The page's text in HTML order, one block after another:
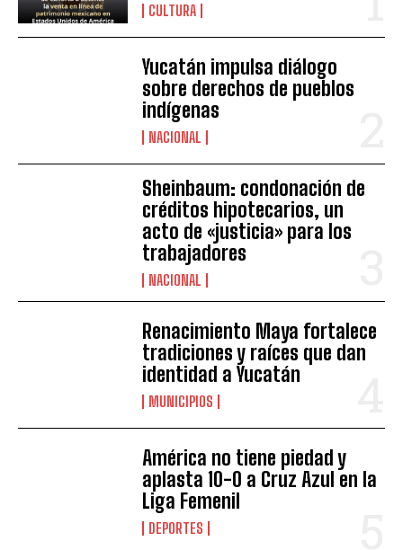
CULTURA
Yucatán impulsa diálogo
sobre derechos de pueblos
indígenas
NACIONAL
Sheinbaum: condonación de
créditos hipotecarios, un
acto de «justicia» para los
trabajadores
NACIONAL
Renacimiento Maya fortalece
tradiciones y raíces que dan
identidad a Yucatán
MUNICIPIOS
América no tiene piedad y
aplasta 10-0 a Cruz Azul en la
Liga Femenil
DEPORTES